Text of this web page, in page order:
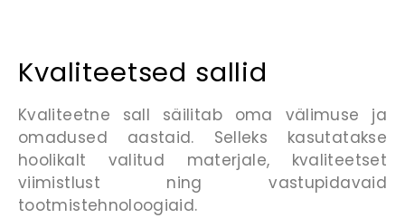
Kvaliteetsed sallid
Kvaliteetne sall säilitab oma välimuse ja
omadused aastaid. Selleks kasutatakse
hoolikalt valitud materjale, kvaliteetset
viimistlust ning vastupidavaid
tootmistehnoloogiaid.